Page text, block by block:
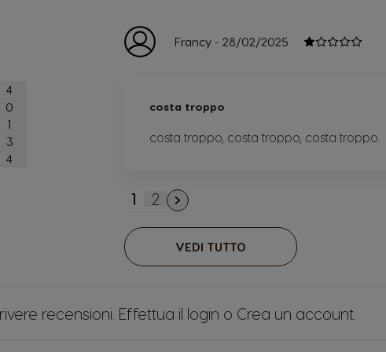
4
0
1
3
4
Francy - 28/02/2025
costa troppo
costa troppo, costa troppo, costa troppo.
Attualmente stai leggendo la
1 Pagina
2
VEDI TUTTO
recensioni. Effettua il login o Crea un account